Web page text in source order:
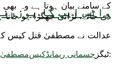
واٹس ایپ کا
کے سامنے بیان ہوتا ہے وہ
دی جائے، لڑائی جھگڑا ہو
عدالت نے مصطفیٰ قتل کیس کے ملزمان ارمغان قریشی
ٹیگز: جسمانی ریمانڈکیسمصطفیٰ